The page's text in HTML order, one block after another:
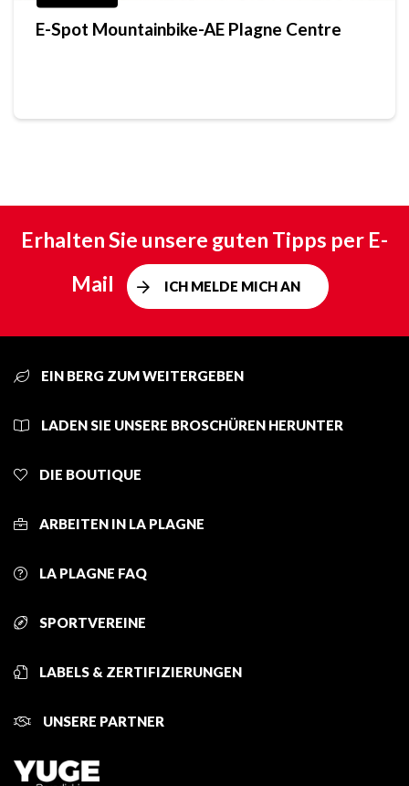
E-Spot Mountainbike-AE Plagne Centre
Erhalten Sie unsere guten Tipps per E-
Mail
ICH MELDE MICH AN
EIN BERG ZUM WEITERGEBEN
LADEN SIE UNSERE BROSCHÜREN HERUNTER
DIE BOUTIQUE
ARBEITEN IN LA PLAGNE
LA PLAGNE FAQ
SPORTVEREINE
LABELS & ZERTIFIZIERUNGEN
UNSERE PARTNER